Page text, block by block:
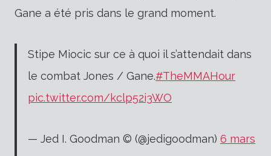
Gane a été pris dans le grand moment.
Stipe Miocic sur ce à quoi il s’attendait dans
le combat Jones / Gane.#TheMMAHour
pic.twitter.com/kclp52i3WO
— Jed I. Goodman © (@jedigoodman) 6 mars